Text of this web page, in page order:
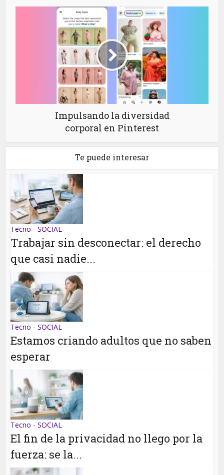
Impulsando la diversidad
corporal en Pinterest
Te puede interesar
Tecno - SOCIAL
Trabajar sin desconectar: el derecho
que casi nadie...
Tecno - SOCIAL
Estamos criando adultos que no saben
esperar
Tecno - SOCIAL
El fin de la privacidad no llego por la
fuerza: se la...